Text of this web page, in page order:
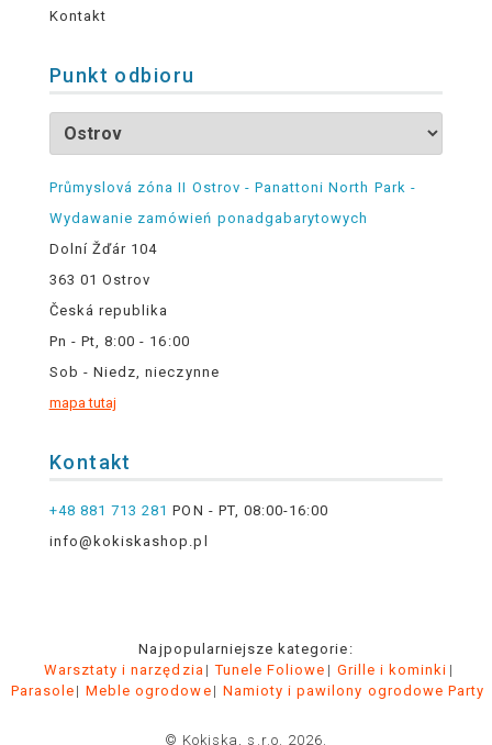
Kontakt
Punkt odbioru
Průmyslová zóna II Ostrov - Panattoni North Park -
Wydawanie zamówień ponadgabarytowych
Dolní Žďár 104
363 01 Ostrov
Česká republika
Pn - Pt, 8:00 - 16:00
Sob - Niedz, nieczynne
mapa tutaj
Kontakt
+48 881 713 281 PON - PT, 08:00-16:00
info@kokiskashop.pl
Najpopularniejsze kategorie:
Warsztaty i narzędzia
Tunele Foliowe
Grille i kominki
Parasole
Meble ogrodowe Namioty i pawilony ogrodowe Party
© Kokiska, s.r.o. 2026.